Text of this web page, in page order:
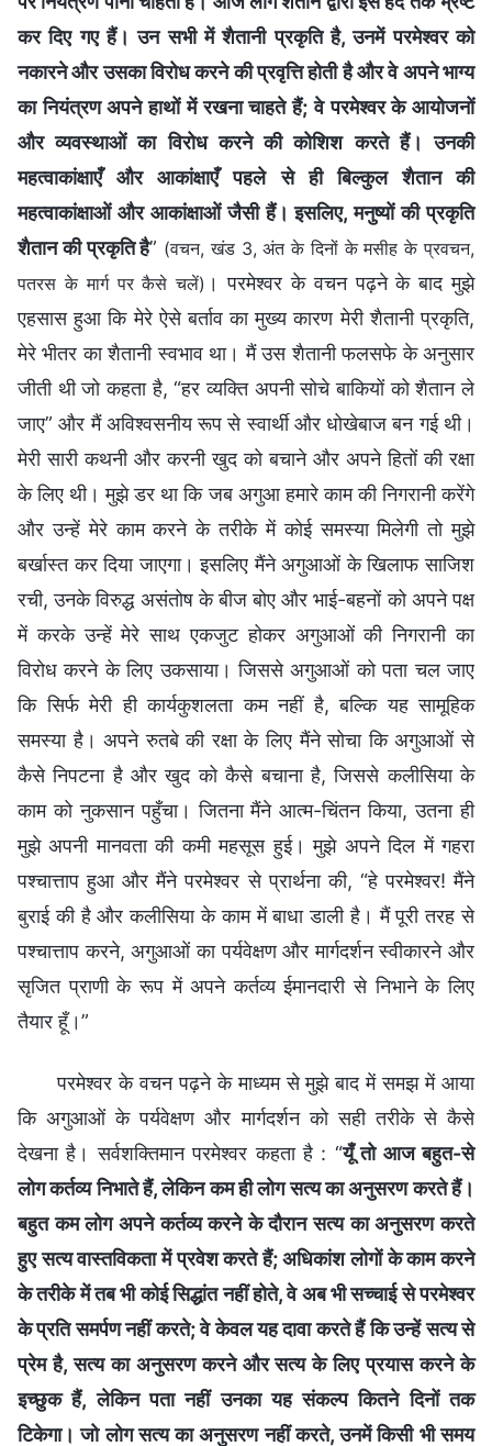
कर दिए गए हैं। उन सभी में शैतानी प्रकृति है, उनमें परमेश्वर को
नकारने और उसका विरोध करने की प्रवृत्ति होती है और वे अपने भाग्य
का नियंत्रण अपने हाथों में रखना चाहते हैं; वे परमेश्वर के आयोजनों
और व्यवस्थाओं का विरोध करने की कोशिश करते हैं। उनकी
महत्वाकांक्षाएँ और आकांक्षाएँ पहले से ही बिल्कुल शैतान की
महत्वाकांक्षाओं और आकांक्षाओं जैसी हैं। इसलिए, मनुष्यों की प्रकृति
शैतान की प्रकृति है” (वचन, खंड 3, अंत के दिनों के मसीह के प्रवचन,
पतरस के मार्ग पर कैसे चलें) । परमेश्वर के वचन पढ़ने के बाद मुझे
एहसास हुआ कि मेरे ऐसे बर्ताव का मुख्य कारण मेरी शैतानी प्रकृति,
मेरे भीतर का शैतानी स्वभाव था। मैं उस शैतानी फलसफे के अनुसार
जीती थी जो कहता है, “हर व्यक्ति अपनी सोचे बाकियों को शैतान ले
जाए” और मैं अविश्वसनीय रूप से स्वार्थी और धोखेबाज बन गई थी।
मेरी सारी कथनी और करनी खुद को बचाने और अपने हितों की रक्षा
के लिए थी। मुझे डर था कि जब अगुआ हमारे काम की निगरानी करेंगे
और उन्हें मेरे काम करने के तरीके में कोई समस्या मिलेगी तो मुझे
बर्खास्त कर दिया जाएगा। इसलिए मैंने अगुआओं के खिलाफ साजिश
रची, उनके विरुद्ध असंतोष के बीज बोए और भाई-बहनों को अपने पक्ष
में करके उन्हें मेरे साथ एकजुट होकर अगुआओं की निगरानी का
विरोध करने के लिए उकसाया। जिससे अगुआओं को पता चल जाए
कि सिर्फ मेरी ही कार्यकुशलता कम नहीं है, बल्कि यह सामूहिक
समस्या है। अपने रुतबे की रक्षा के लिए मैंने सोचा कि अगुआओं से
कैसे निपटना है और खुद को कैसे बचाना है, जिससे कलीसिया के
काम को नुकसान पहुँचा। जितना मैंने आत्म-चिंतन किया, उतना ही
मुझे अपनी मानवता की कमी महसूस हुई। मुझे अपने दिल में गहरा
पश्चात्ताप हुआ और मैंने परमेश्वर से प्रार्थना की, “हे परमेश्वर! मैंने
बुराई की है और कलीसिया के काम में बाधा डाली है। मैं पूरी तरह से
पश्चात्ताप करने, अगुआओं का पर्यवेक्षण और मार्गदर्शन स्वीकारने और
सृजित प्राणी के रूप में अपने कर्तव्य ईमानदारी से निभाने के लिए
तैयार हूँ।”
परमेश्वर के वचन पढ़ने के माध्यम से मुझे बाद में समझ में आया
कि अगुआओं के पर्यवेक्षण और मार्गदर्शन को सही तरीके से कैसे
देखना है। सर्वशक्तिमान परमेश्वर कहता है : “यूँ तो आज बहुत-से
लोग कर्तव्य निभाते हैं, लेकिन कम ही लोग सत्य का अनुसरण करते हैं।
बहुत कम लोग अपने कर्तव्य करने के दौरान सत्य का अनुसरण करते
हुए सत्य वास्तविकता में प्रवेश करते हैं; अधिकांश लोगों के काम करने
के तरीके में तब भी कोई सिद्धांत नहीं होते, वे अब भी सच्चाई से परमेश्वर
के प्रति समर्पण नहीं करते; वे केवल यह दावा करते हैं कि उन्हें सत्य से
प्रेम है, सत्य का अनुसरण करने और सत्य के लिए प्रयास करने के
इच्छुक हैं, लेकिन पता नहीं उनका यह संकल्प कितने दिनों तक
टिकेगा। जो लोग सत्य का अनुसरण नहीं करते, उनमें किसी भी समय